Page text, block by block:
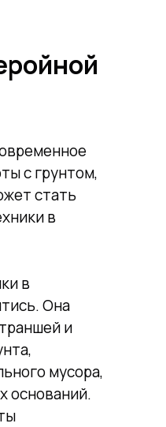
с грунтом,
стать
в
в
Она
и
мусора,
оснований.